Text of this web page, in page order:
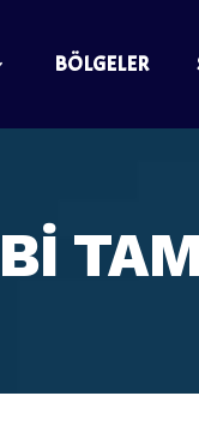
BÖLGELER